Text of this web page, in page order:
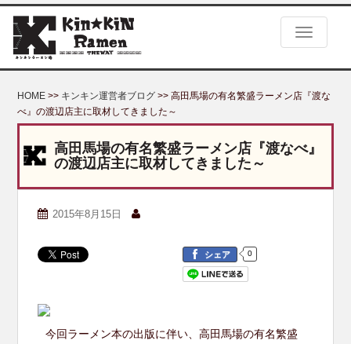
t
HOME>> キンキン運営者ブログ>> 高田馬場の有名繁盛ラーメン店『渡な
べ』の渡辺店主に取材してきました～
高田馬場の有名繁盛ラーメン店『渡なべ』
の渡辺店主に取材してきました～
2015年8月15日
シェア 0
今回ラーメン本の出版に伴い、高田馬場の有名繁盛